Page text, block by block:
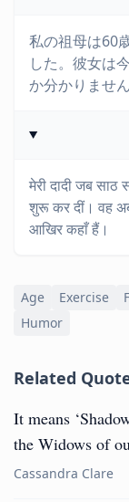
私の祖母は60
した。彼女は
か分かりません
मेरी दादी जब
शुरू कर दीं। वह
आखिर कहाँ हैं।
Age Exercise
Humor
Related
It means
the Widows of
Cassandra Clare